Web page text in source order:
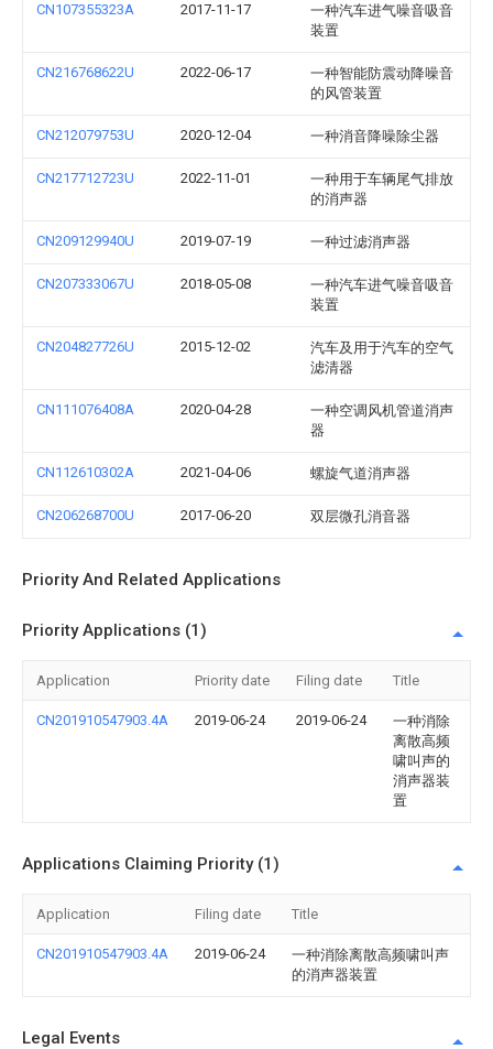
CN107355323A 2017-11-17
一种汽车进气噪音吸音
装置
CN216768622U 2022-06-17
一种智能防震动降噪音
的风管装置
CN212079753U 2020-12-04 一种消音降噪除尘器
CN217712723U 2022-11-01
一种用于车辆尾气排放
的消声器
CN209129940U 2019-07-19 一种过滤消声器
CN207333067U 2018-05-08
一种汽车进气噪音吸音
装置
CN204827726U 2015-12-02
汽车及用于汽车的空气
滤清器
CN111076408A 2020-04-28
一种空调风机管道消声
器
CN112610302A 2021-04-06 螺旋气道消声器
CN206268700U 2017-06-20 双层微孔消音器
Priority And Related Applications
Priority Applications (1)
Application Priority date Filing date Title
CN201910547903.4A 2019-06-24 2019-06-24
一种消除
离散高频
啸叫声的
消声器装
置
Applications Claiming Priority (1)
Application Filing date Title
CN201910547903.4A 2019-06-24
一种消除离散高频啸叫声
的消声器装置
Legal Events